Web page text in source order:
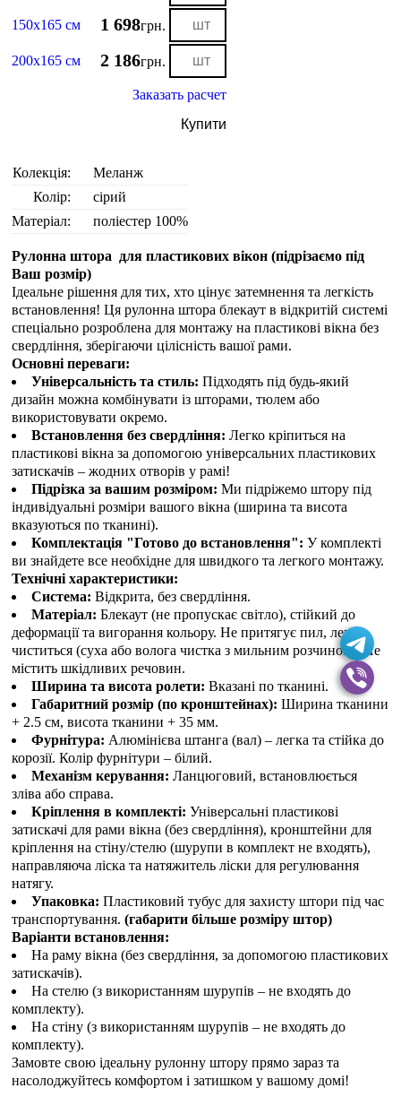
150х165 см 1 698грн.
200х165 см 2 186грн.
Заказать расчет
Купити
Колекція:
Меланж
Колір:
сірий
Матеріал:
поліестер 100%
Рулонна штора для пластикових вікон (підрізаємо під
Ваш розмір)
Ідеальне рішення для тих, хто цінує затемнення та легкість
встановлення! Ця рулонна штора блекаут в відкритій системі
спеціально розроблена для монтажу на пластикові вікна без
свердління, зберігаючи цілісність вашої рами.
Основні переваги:
Універсальність та стиль: Підходять під будь-який
дизайн можна комбінувати із шторами, тюлем або
використовувати окремо.
Встановлення без свердління: Легко кріпиться на
пластикові вікна за допомогою універсальних пластикових
затискачів – жодних отворів у рамі!
Підрізка за вашим розміром: Ми підріжемо штору під
індивідуальні розміри вашого вікна (ширина та висота
вказуються по тканині).
Комплектація "Готово до встановлення": У комплекті
ви знайдете все необхідне для швидкого та легкого монтажу.
Технічні характеристики:
Система: Відкрита, без свердління.
Матеріал: Блекаут (не пропускає світло), стійкий до
деформації та вигорання кольору. Не притягує пил, легко
чиститься (суха або волога чистка з мильним розчином). Не
містить шкідливих речовин.
Ширина та висота ролети: Вказані по тканині.
Габаритний розмір (по кронштейнах): Ширина тканини
+ 2.5 см, висота тканини + 35 мм.
Фурнітура: Алюмінієва штанга (вал) – легка та стійка до
корозії. Колір фурнітури – білий.
Механізм керування: Ланцюговий, встановлюється
зліва або справа.
Кріплення в комплекті: Універсальні пластикові
затискачі для рами вікна (без свердління), кронштейни для
кріплення на стіну/стелю (шурупи в комплект не входять),
направляюча ліска та натяжитель ліски для регулювання
натягу.
Упаковка: Пластиковий тубус для захисту штори під час
транспортування.(габарити більше розміру штор)
Варіанти встановлення:
На раму вікна (без свердління, за допомогою пластикових
затискачів).
На стелю (з використанням шурупів – не входять до
комплекту).
На стіну (з використанням шурупів – не входять до
комплекту).
Замовте свою ідеальну рулонну штору прямо зараз та
насолоджуйтесь комфортом і затишком у вашому домі!